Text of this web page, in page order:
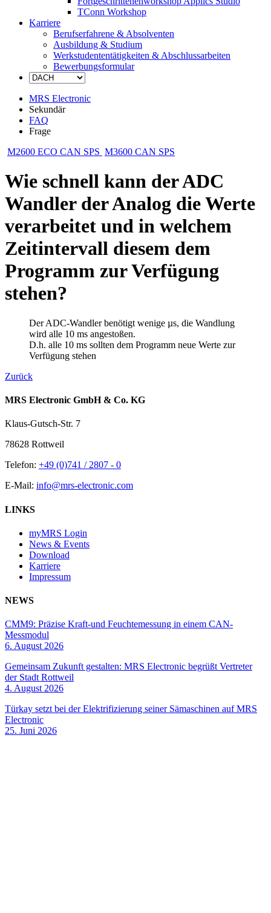
TConn Workshop
Karriere
Berufserfahrene & Absolventen
Ausbildung & Studium
Werkstudententätigkeiten & Abschlussarbeiten
Bewerbungsformular
MRS Electronic
Sekundär
FAQ
Frage
M2600 ECO CAN SPS M3600 CAN SPS
Wie schnell kann der ADC
Wandler der Analog die Werte
verarbeitet und in welchem
Zeitintervall diesem dem
Programm zur Verfügung
stehen?
Der ADC-Wandler benötigt wenige µs, die Wandlung
wird alle 10 ms angestoßen.
D.h. alle 10 ms sollten dem Programm neue Werte zur
Verfügung stehen
Zurück
MRS Electronic GmbH & Co. KG
Klaus-Gutsch-Str. 7
78628 Rottweil
Telefon: +49 (0)741 / 2807 - 0
E-Mail: info@mrs-electronic.com
LINKS
myMRS Login
News & Events
Download
Karriere
Impressum
NEWS
CMM9: Präzise Kraft-und Feuchtemessung in einem CAN-
Messmodul
6. August 2026
Gemeinsam Zukunft gestalten: MRS Electronic begrüßt Vertreter
der Stadt Rottweil
4. August 2026
Türkay setzt bei der Elektrifizierung seiner Sämaschinen auf MRS
Electronic
25. Juni 2026